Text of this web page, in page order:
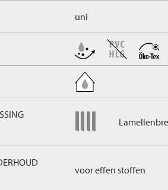
uni
voor effen stoffen